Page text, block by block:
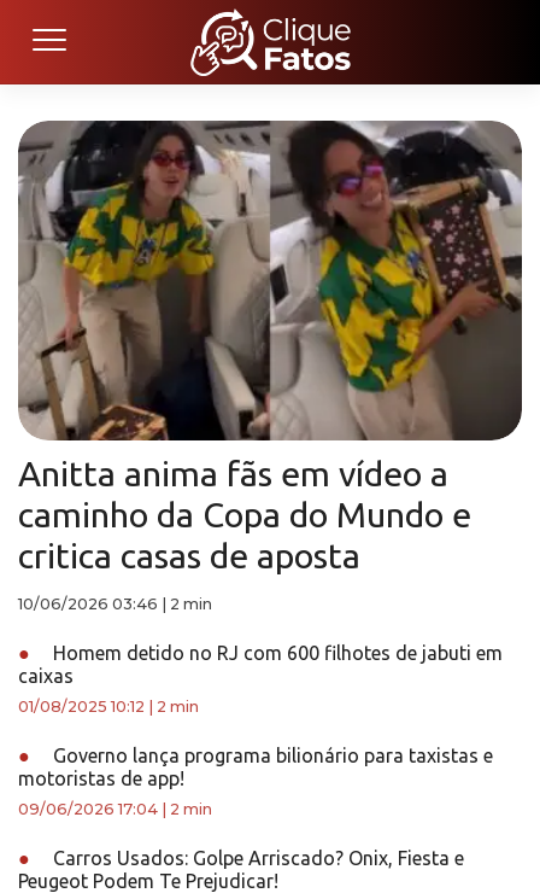
Anitta anima fãs em vídeo a
caminho da Copa do Mundo e
critica casas de aposta
10/06/2026 03:46 2 min
●
Homem detido no RJ com 600 filhotes de jabuti em
caixas
01/08/2025 10:12 2 min
●
Governo lança programa bilionário para taxistas e
motoristas de app!
09/06/2026 17:04 2 min
●
Carros Usados: Golpe Arriscado? Onix, Fiesta e
Peugeot Podem Te Prejudicar!